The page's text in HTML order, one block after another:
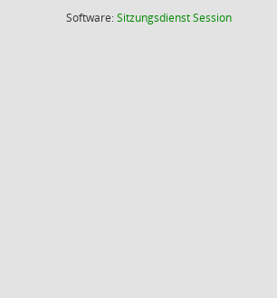
Software:SitzungsdienstSession(Wird in